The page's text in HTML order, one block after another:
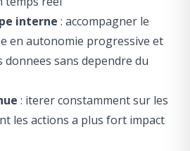
interne : accompagner le
en autonomie progressive et
sans dependre du
: iterer constamment sur les
les actions a plus fort impact